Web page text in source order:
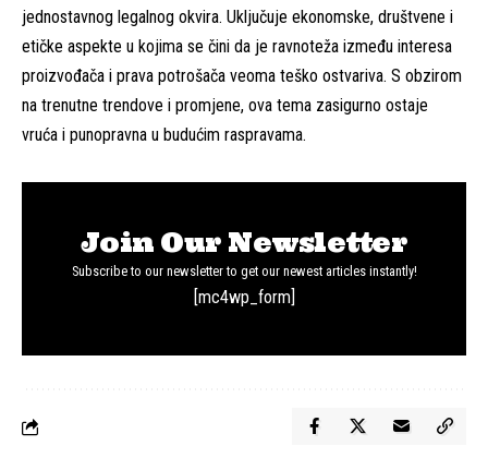
jednostavnog legalnog okvira. Uključuje ekonomske, društvene i
etičke aspekte u kojima se čini da je ravnoteža između interesa
proizvođača i prava potrošača veoma teško ostvariva. S obzirom
na trenutne trendove i promjene, ova tema zasigurno ostaje
vruća i punopravna u budućim raspravama.
Join Our Newsletter
Subscribe to our newsletter to get our newest articles instantly!
[mc4wp_form]